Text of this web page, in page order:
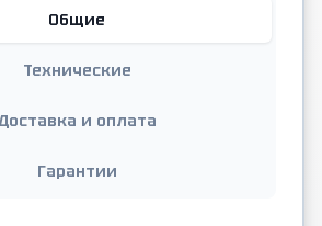
Общие
Технические
и оплата
Гарантии